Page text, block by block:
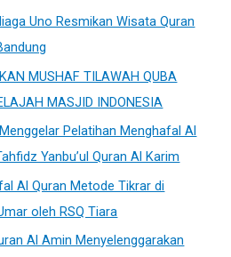
Uno Resmikan Wisata Quran
MUSHAF TILAWAH QUBA
MASJID INDONESIA
Pelatihan Menghafal Al
Yanbu’ul Quran Al Karim
Al Quran Metode Tikrar di
oleh RSQ Tiara
Al Amin Menyelenggarakan